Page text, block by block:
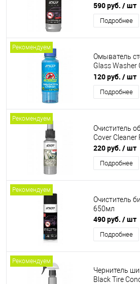
590 руб. / шт
Подробнее
Рекомендуем
Омыватель
Glass Washer
120мл
120 руб. / шт
Подробнее
Рекомендуем
Очиститель
Cover
220 руб. / шт
Подробнее
Рекомендуем
Очиститель
650мл
490 руб. / шт
Подробнее
Рекомендуем
Чернитель
Black Tire